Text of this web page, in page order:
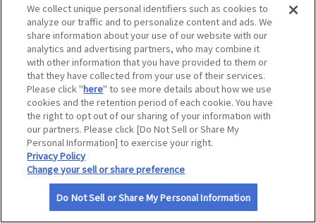
魚民 越後湯沢東口駅前店
飲食代10％割引
アプリクーポン
ログインのうえご確認ください。ご利
用にはJAFアプリのインストールが必要
です。
魚民 上越妙高西口駅前店
飲食代10％割引
ログインのうえご確認ください。ご利
用にはJAFアプリのインストールが必要
です。
かっぱ寿司
店舗数11件
店舗を見る
かっぱ寿司 魚沼小出店
ご飲食代100円引
アプリクーポン
ログインのうえご確認ください。ご利
佐渡乳業 直売所「みるく・ぽっと」
アプリクーポン
ログインのうえご確認ください。ご利
We collect unique personal identifiers such as cookies to
analyze our traffic and to personalize content and ads. We
share information about your use of our website with our
analytics and advertising partners, who may combine it
with other information that you have provided to them or
that they have collected from your use of their services.
Please click "here" to see more details about how we use
cookies and the retention period of each cookie. You have
the right to opt out of our sharing of your information with
our partners. Please click [Do Not Sell or Share My
Personal Information] to exercise your right.
Privacy Policy
Change your sell or share preference
Do Not Sell or Share My Personal Information